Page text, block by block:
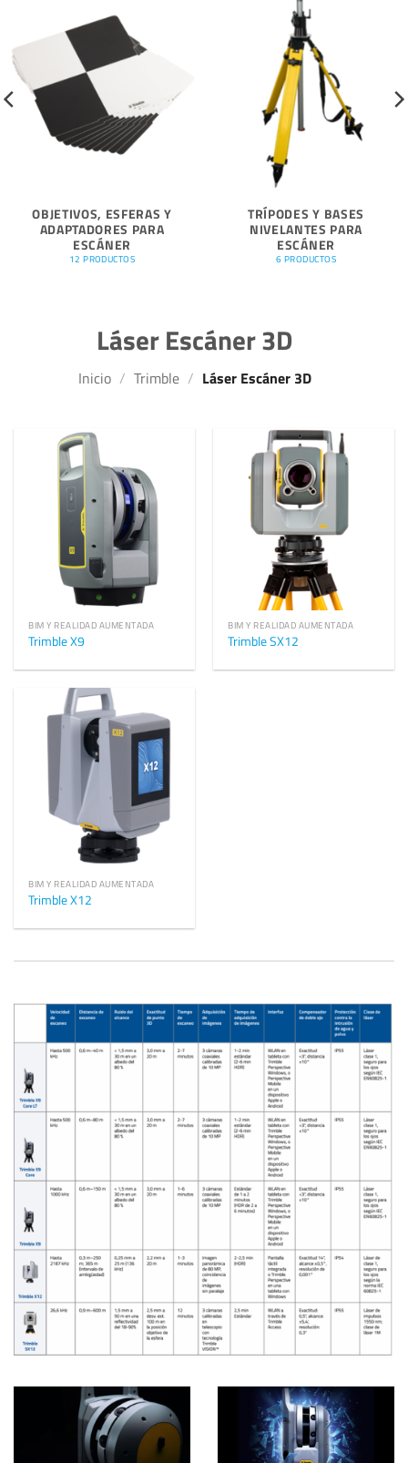
OBJETIVOS, ESFERAS Y
ADAPTADORES PARA
ESCÁNER
12 PRODUCTOS
TRÍPODES Y BASES
NIVELANTES PARA
ESCÁNER
6 PRODUCTOS
Láser Escáner 3D
Inicio / Trimble / Láser Escáner 3D
BIM Y REALIDAD AUMENTADA
Trimble X9
BIM Y REALIDAD AUMENTADA
Trimble SX12
BIM Y REALIDAD AUMENTADA
Trimble X12